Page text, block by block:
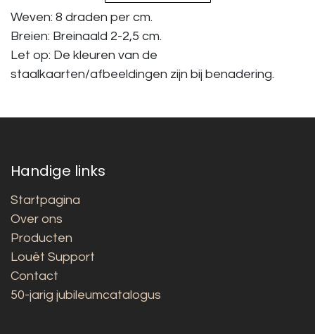
Weven: 8 draden per cm.
Breien: Breinaald 2-2,5 cm.
Let op: De kleuren van de
staalkaarten/afbeeldingen zijn bij benadering.
Handige links
Startpagina
Over ons
Producten
Louët Support
Contact
50-jarig jubileumcatalogus